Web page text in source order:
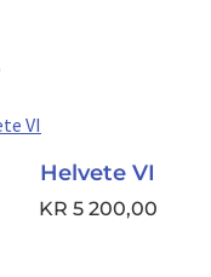
Helvete VI
KR 5 200,00